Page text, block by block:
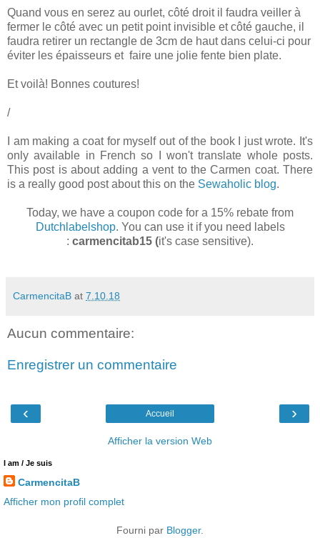
Quand vous en serez au ourlet, côté droit il faudra veiller à
fermer le côté avec un petit point invisible et côté gauche, il
faudra retirer un rectangle de 3cm de haut dans celui-ci pour
éviter les épaisseurs et faire une jolie fente bien plate.
Et voilà! Bonnes coutures!
/
I am making a coat for myself out of the book I just wrote. It's
only available in French so I won't translate whole posts.
This post is about adding a vent to the Carmen coat. There
is a really good post about this on the Sewaholic blog.
Today, we have a coupon code for a 15% rebate from
Dutchlabelshop. You can use it if you need labels
: carmencitab15 (it's case sensitive).
CarmencitaB at 7.10.18
Aucun commentaire:
Enregistrer un commentaire
‹ ›
Accueil
Afficher la version Web
I am / Je suis
CarmencitaB
Afficher mon profil complet
Fourni par Blogger.